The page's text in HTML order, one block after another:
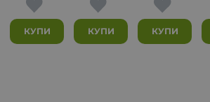
КУПИ КУПИ КУПИ